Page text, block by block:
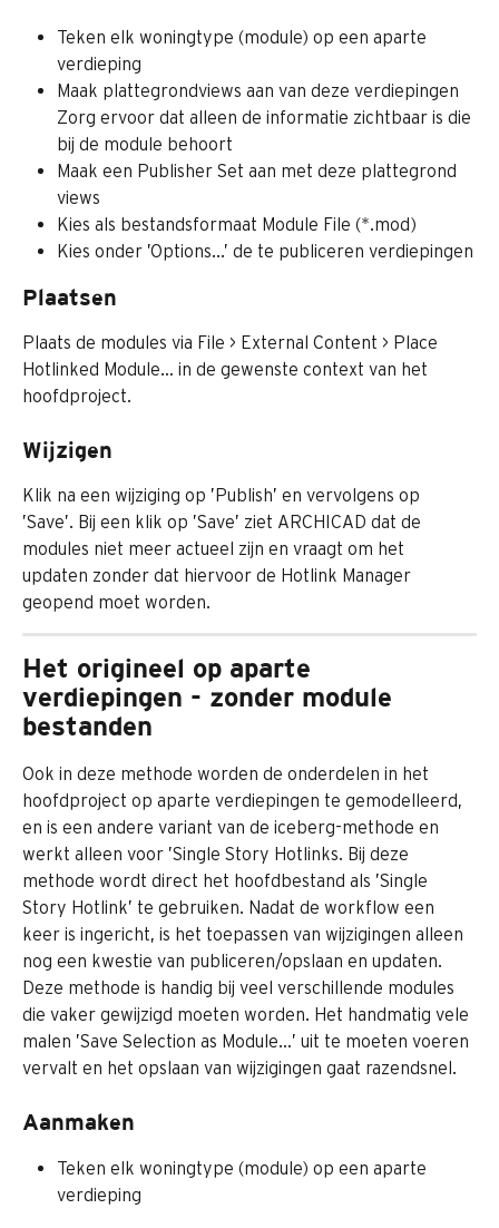
Teken elk woningtype (module) op een aparte
verdieping
Maak plattegrondviews aan van deze verdiepingen
Zorg ervoor dat alleen de informatie zichtbaar is die
bij de module behoort
Maak een Publisher Set aan met deze plattegrond
views
Kies als bestandsformaat Module File (*.mod)
Kies onder ’Options...’ de te publiceren verdiepingen
Plaatsen
Plaats de modules via File > External Content > Place
Hotlinked Module… in de gewenste context van het
hoofdproject.
Wijzigen
Klik na een wijziging op ’Publish’ en vervolgens op
’Save’. Bij een klik op ’Save’ ziet ARCHICAD dat de
modules niet meer actueel zijn en vraagt om het
updaten zonder dat hiervoor de Hotlink Manager
geopend moet worden.
Het origineel op aparte
verdiepingen - zonder module
bestanden
Ook in deze methode worden de onderdelen in het
hoofdproject op aparte verdiepingen te gemodelleerd,
en is een andere variant van de iceberg-methode en
werkt alleen voor ’Single Story Hotlinks. Bij deze
methode wordt direct het hoofdbestand als ’Single
Story Hotlink’ te gebruiken. Nadat de workflow een
keer is ingericht, is het toepassen van wijzigingen alleen
nog een kwestie van publiceren/opslaan en updaten.
Deze methode is handig bij veel verschillende modules
die vaker gewijzigd moeten worden. Het handmatig vele
malen ’Save Selection as Module…’ uit te moeten voeren
vervalt en het opslaan van wijzigingen gaat razendsnel.
Aanmaken
Teken elk woningtype (module) op een aparte
verdieping